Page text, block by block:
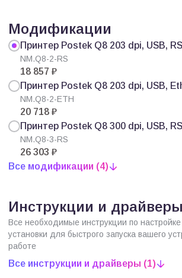
Модификации
Принтер Postek Q8 203 dpi, USB,
NM.Q8-2-RS
18 857 ₽
Принтер Postek Q8 203 dpi, USB,
NM.Q8-2-ETH
20 718 ₽
Принтер Postek Q8 300 dpi, USB,
NM.Q8-3-RS
26 303 ₽
Все модификации (4)
Инструкции и драйверы
Все необходимые инструкции по
установки для быстрого запуска вашего
работе
Все инструкции и драйверы (1)